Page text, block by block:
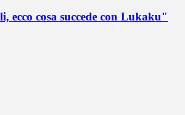
ecco cosa succede con Lukaku"